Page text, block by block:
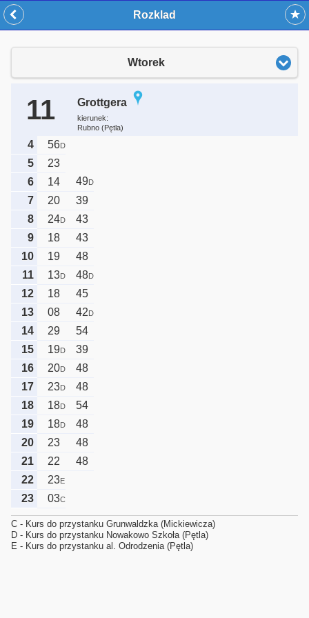
Rozklad
Wtorek
11 Grottgera
kierunek:
Rubno (Pętla)
4 56D
5
23
6
14 49D
7 20
39
8
24D
43
9
18
43
10
19
48
11
13D 48D
12 18
45
13
08 42D
14 29
54
15
19D
39
16
20D
48
17
23D
48
18
18D
54
19
18D
48
20
23
48
21
22
48
22
23E
23 03C
C - Kurs do przystanku Grunwaldzka (Mickiewicza)
D - Kurs do przystanku Nowakowo Szkoła (Pętla)
E - Kurs do przystanku al. Odrodzenia (Pętla)